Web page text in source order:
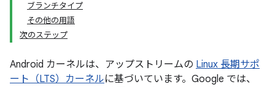
ブランチタイプ
その他の用語
次のステップ
Android カーネルは、アップストリームの Linux 長期サポ
ート（LTS）カーネルに基づいています。Google では、